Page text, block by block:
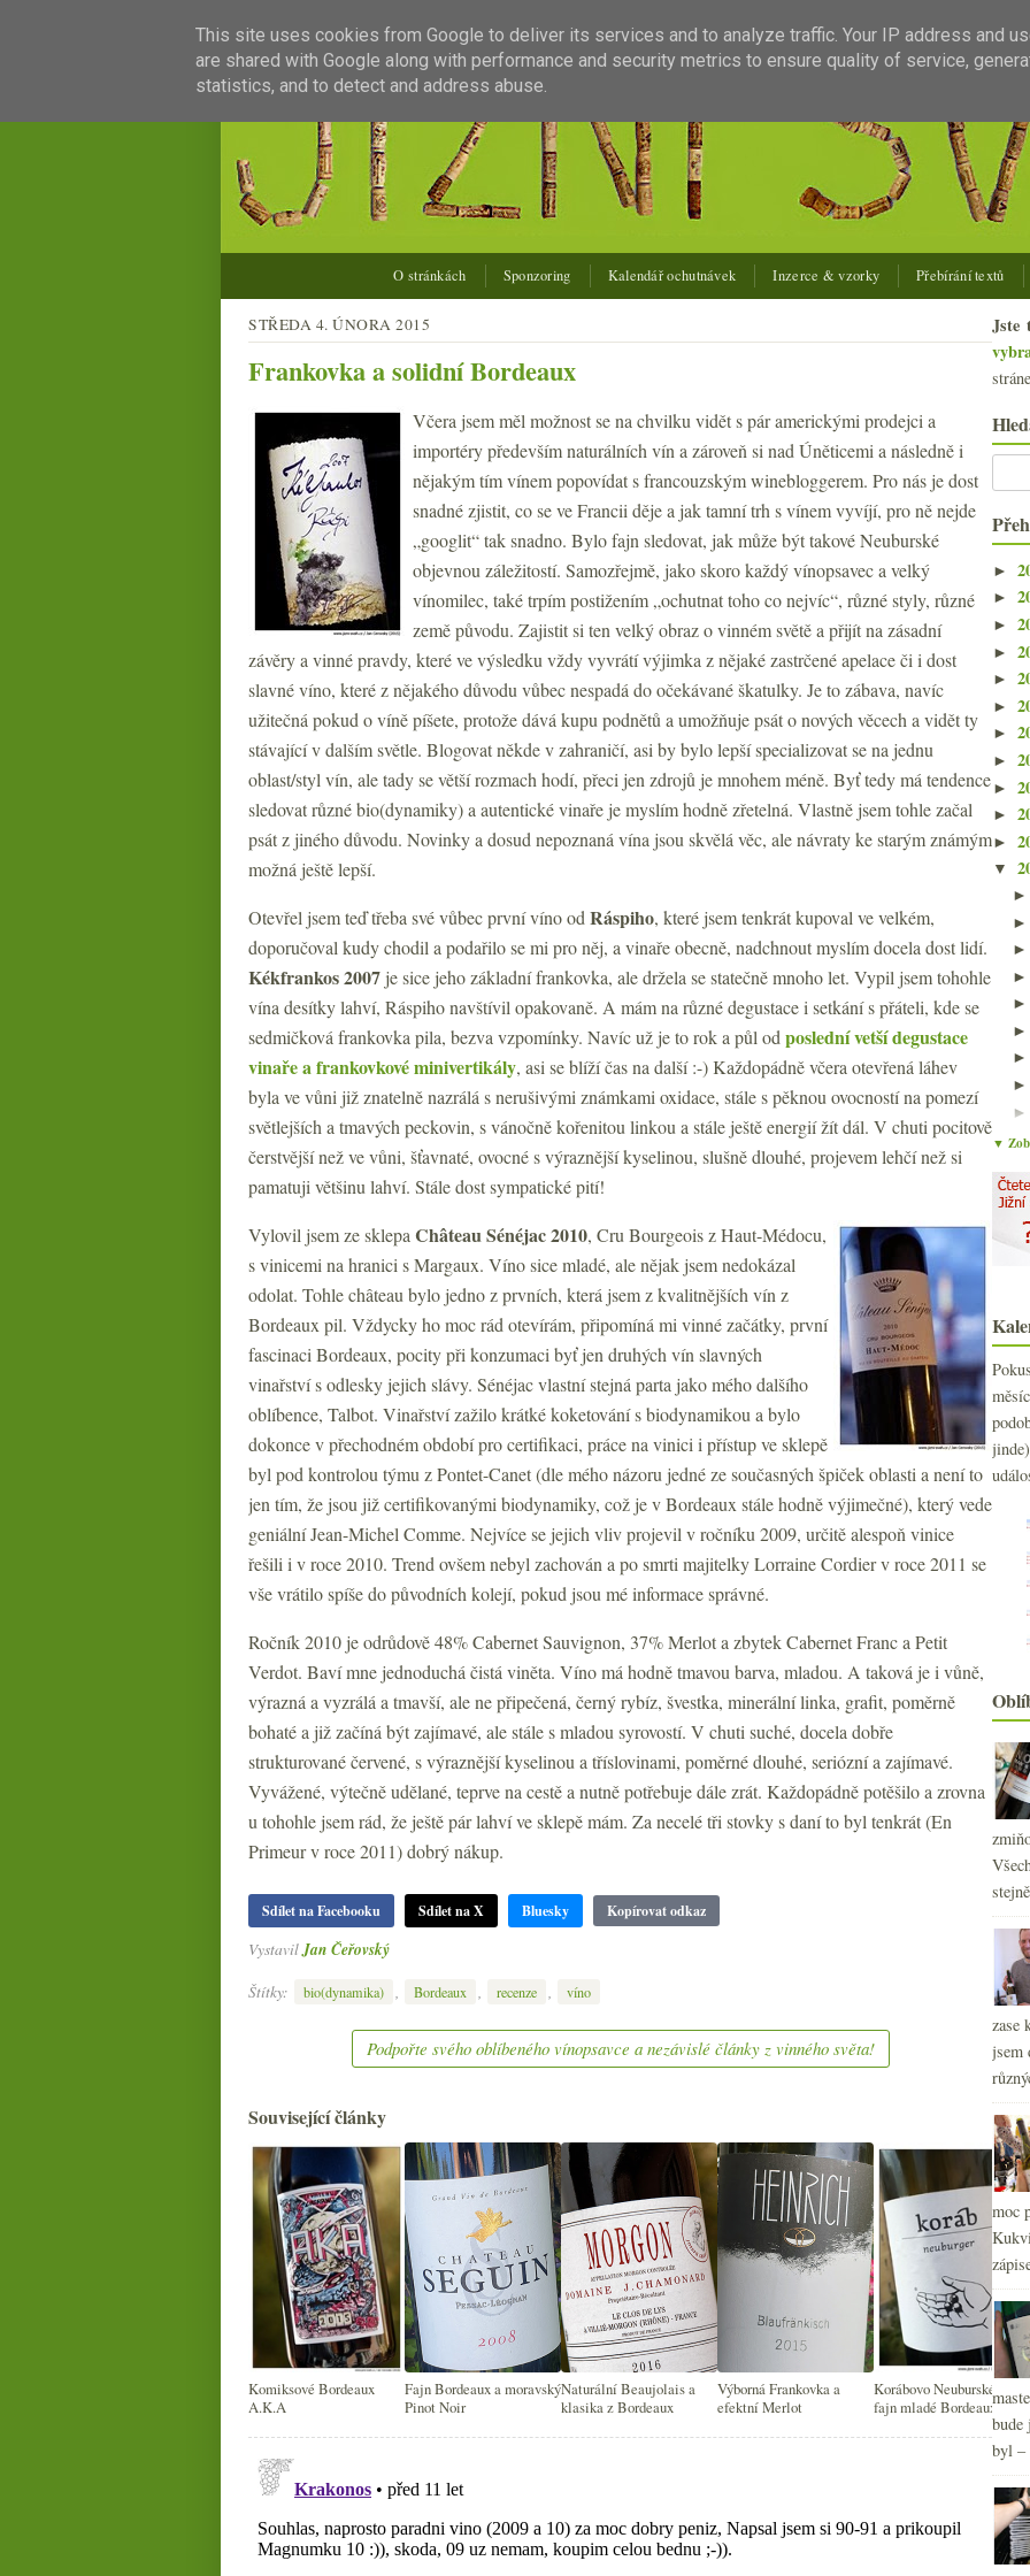
O stránkách Sponzoring Kalendář ochutnávek Inzerce & vzorky Přebírání textů
STŘEDA 4. ÚNORA 2015
Frankovka a solidní Bordeaux
Včera jsem měl možnost se na chvilku vidět s pár americkými prodejci a
importéry především naturálních vín a zároveň si nad Úněticemi a následně i
nějakým tím vínem popovídat s francouzským winebloggerem. Pro nás je dost
snadné zjistit, co se ve Francii děje a jak tamní trh s vínem vyvíjí, pro ně nejde
„googlit“ tak snadno. Bylo fajn sledovat, jak může být takové Neuburské
objevnou záležitostí. Samozřejmě, jako skoro každý vínopsavec a velký
vínomilec, také trpím postižením „ochutnat toho co nejvíc“, různé styly, různé
země původu. Zajistit si ten velký obraz o vinném světě a přijít na zásadní
závěry a vinné pravdy, které ve výsledku vždy vyvrátí výjimka z nějaké zastrčené apelace či i dost
slavné víno, které z nějakého důvodu vůbec nespadá do očekávané škatulky. Je to zábava, navíc
užitečná pokud o víně píšete, protože dává kupu podnětů a umožňuje psát o nových věcech a vidět ty
stávající v dalším světle. Blogovat někde v zahraničí, asi by bylo lepší specializovat se na jednu
oblast/styl vín, ale tady se větší rozmach hodí, přeci jen zdrojů je mnohem méně. Byť tedy má tendence
sledovat různé bio(dynamiky) a autentické vinaře je myslím hodně zřetelná. Vlastně jsem tohle začal
psát z jiného důvodu. Novinky a dosud nepoznaná vína jsou skvělá věc, ale návraty ke starým známým
možná ještě lepší.
Otevřel jsem teď třeba své vůbec první víno od Ráspiho, které jsem tenkrát kupoval ve velkém,
doporučoval kudy chodil a podařilo se mi pro něj, a vinaře obecně, nadchnout myslím docela dost lidí.
Kékfrankos 2007 je sice jeho základní frankovka, ale držela se statečně mnoho let. Vypil jsem tohohle
vína desítky lahví, Ráspiho navštívil opakovaně. A mám na různé degustace i setkání s přáteli, kde se
sedmičková frankovka pila, bezva vzpomínky. Navíc už je to rok a půl od poslední vetší degustace
vinaře a frankovkové minivertikály, asi se blíží čas na další :-) Každopádně včera otevřená láhev
byla ve vůni již znatelně nazrálá s nerušivými známkami oxidace, stále s pěknou ovocností na pomezí
světlejších a tmavých peckovin, s vánočně kořenitou linkou a stále ještě energií žít dál. V chuti pocitově
čerstvější než ve vůni, šťavnaté, ovocné s výraznější kyselinou, slušně dlouhé, projevem lehčí než si
pamatuji většinu lahví. Stále dost sympatické pití!
Vylovil jsem ze sklepa Château Sénéjac 2010, Cru Bourgeois z Haut-Médocu,
s vinicemi na hranici s Margaux. Víno sice mladé, ale nějak jsem nedokázal
odolat. Tohle château bylo jedno z prvních, která jsem z kvalitnějších vín z
Bordeaux pil. Vždycky ho moc rád otevírám, připomíná mi vinné začátky, první
fascinaci Bordeaux, pocity při konzumaci byť jen druhých vín slavných
vinařství s odlesky jejich slávy. Sénéjac vlastnístejná parta jako mého dalšího
oblíbence, Talbot. Vinařství zažilo krátké koketování s biodynamikou a bylo
dokonce v přechodném období pro certifikaci, práce na vinici i přístup ve sklepě
byl pod kontrolou týmu z Pontet-Canet (dle mého názoru jedné ze současných špiček oblasti a není to
jen tím, že jsou již certifikovanými biodynamiky, což je v Bordeaux stále hodně výjimečné), který vede
geniální Jean-Michel Comme. Nejvíce se jejich vliv projevil v ročníku 2009, určitě alespoň vinice
řešili i v roce 2010. Trend ovšem nebyl zachován a po smrti majitelky Lorraine Cordier v roce 2011 se
vše vrátilo spíše do původních kolejí, pokud jsou mé informace správné.
Ročník 2010 je odrůdově 48% Cabernet Sauvignon, 37% Merlot a zbytek Cabernet Franc a Petit
Verdot. Baví mne jednoduchá čistá viněta. Víno má hodně tmavou barva, mladou. A taková je i vůně,
výrazná a vyzrálá a tmavší, ale ne připečená, černý rybíz, švestka, minerální linka, grafit, poměrně
bohaté a již začíná být zajímavé, ale stále s mladou syrovostí. V chuti suché, docela dobře
strukturované červené, s výraznější kyselinou a tříslovinami, poměrné dlouhé, seriózní a zajímavé.
Vyvážené, výtečně udělané, teprve na cestě a nutně potřebuje dále zrát. Každopádně potěšilo a zrovna
u tohohle jsem rád, že ještě pár lahví ve sklepě mám. Za necelé tři stovky s daní to byl tenkrát (En
Primeur v roce 2011) dobrý nákup.
Sdílet na Facebooku Sdílet na X Bluesky Kopírovat odkaz
VystavilJan Čeřovský
Štítky:
bio(dynamika) Bordeaux recenze víno
Podpořte svého oblíbeného vínopsavce a nezávislé články z vinného světa!
Související články
Komiksové Bordeaux
A.K.A
Fajn Bordeaux a moravský
Pinot Noir
Naturální Beaujolais a
klasika z Bordeaux
Výborná Frankovka a
efektní Merlot
Korábovo Neuburské a
fajn mladé Bordeaux
Jste
►
►
►
►
►
►
►
►
►
►
►
▼
►
►
►
►
►
►
►
▼
zase
jsem
moc
bude
byl –
This site uses cookies from Google to deliver its services and to analyze traffic. Your IP address and
are shared with Google along with performance and security metrics to ensure quality of service,
statistics, and to detect and address abuse.